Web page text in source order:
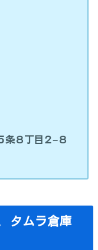
条８丁目２−８
タムラ倉庫